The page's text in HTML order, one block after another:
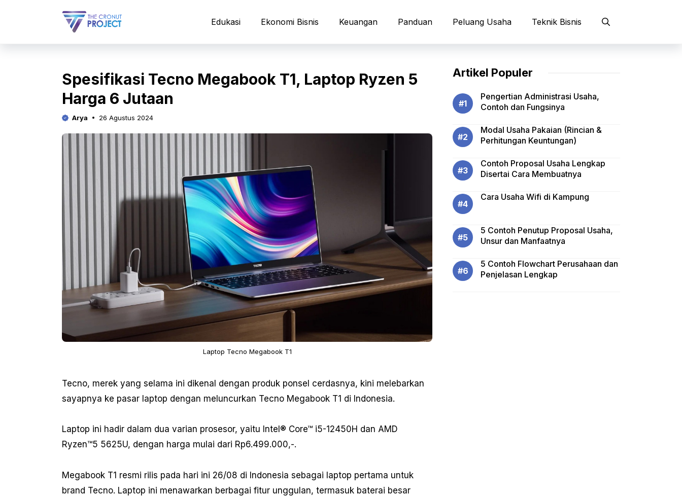
Edukasi Ekonomi Bisnis Keuangan Panduan Peluang Usaha Teknik Bisnis
Spesifikasi Tecno Megabook T1, Laptop Ryzen 5
Harga 6 Jutaan
Arya 26 Agustus 2024
Laptop Tecno Megabook T1
Tecno, merek yang selama ini dikenal dengan produk ponsel cerdasnya, kini melebarkan
sayapnya ke pasar laptop dengan meluncurkan Tecno Megabook T1 di Indonesia.
Laptop ini hadir dalam dua varian prosesor, yaitu Intel® Core™ i5-12450H dan AMD
Ryzen™5 5625U, dengan harga mulai dari Rp6.499.000,-.
Megabook T1 resmi rilis pada hari ini 26/08 di Indonesia sebagai laptop pertama untuk
brand Tecno. Laptop ini menawarkan berbagai fitur unggulan, termasuk baterai besar
Artikel Populer
Pengertian Administrasi Usaha,
Contoh dan Fungsinya
Modal Usaha Pakaian (Rincian &
Perhitungan Keuntungan)
Contoh Proposal Usaha Lengkap
Disertai Cara Membuatnya
Cara Usaha Wifi di Kampung
5 Contoh Penutup Proposal Usaha,
Unsur dan Manfaatnya
5 Contoh Flowchart Perusahaan dan
Penjelasan Lengkap